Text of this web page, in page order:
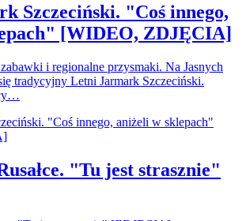
Szczeciński. "Coś innego,
[WIDEO, ZDJĘCIA]
i regionalne przysmaki. Na Jasnych
tradycyjny Letni Jarmark Szczeciński.
"Tu jest strasznie"